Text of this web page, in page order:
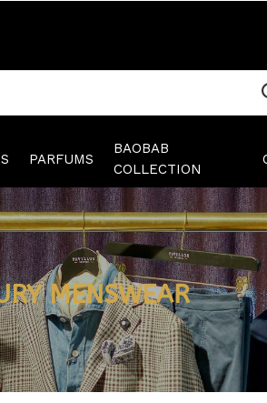
PARFUMS
BAOBAB
COLLECTION
MENSWEAR